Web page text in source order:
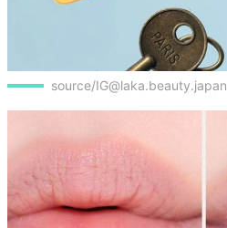
source/IG@laka.beauty.japan